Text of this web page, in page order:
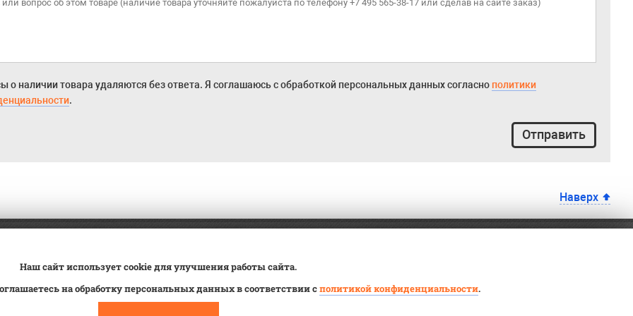
о наличии товара удаляются без ответа. Я соглашаюсь с обработкой персональных данных согласно политики
.
Отправить
Наверх
на учет
Сервис
Статьи
Контакты
Наш сайт использует cookie для улучшения работы сайта.
на обработку персональных данных в соответствии сполитикой конфиденциальности.